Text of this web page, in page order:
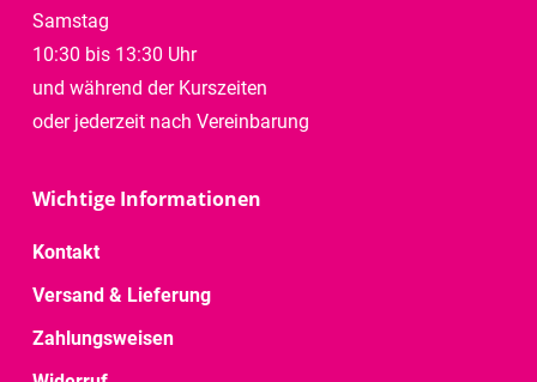
Samstag
10:30 bis 13:30 Uhr
und während der Kurszeiten
oder jederzeit nach Vereinbarung
Wichtige Informationen
Kontakt
Versand & Lieferung
Zahlungsweisen